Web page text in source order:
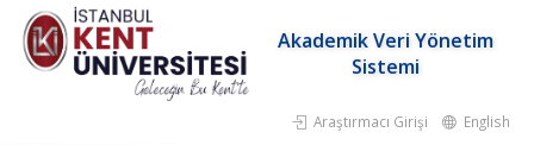
Akademik Veri Yönetim
Sistemi
Araştırmacı Girişi English